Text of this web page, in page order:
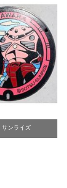
サンライズ